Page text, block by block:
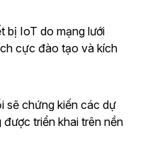
bị IoT do mạng lưới
cực đào tạo và kích
sẽ chứng kiến các dự
triển khai trên nền